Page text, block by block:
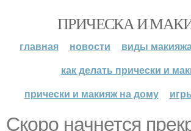
ПРИЧЕСКА И
главная новости
виды
как делать прически и
прически и макияж на дому
Скоро начнется